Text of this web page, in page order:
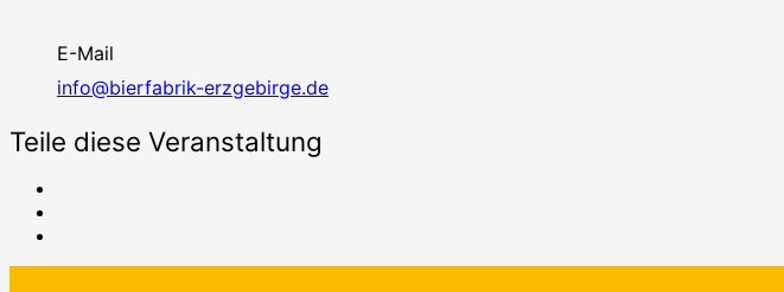
E-Mail
info@bierfabrik-erzgebirge.de
Teile diese Veranstaltung